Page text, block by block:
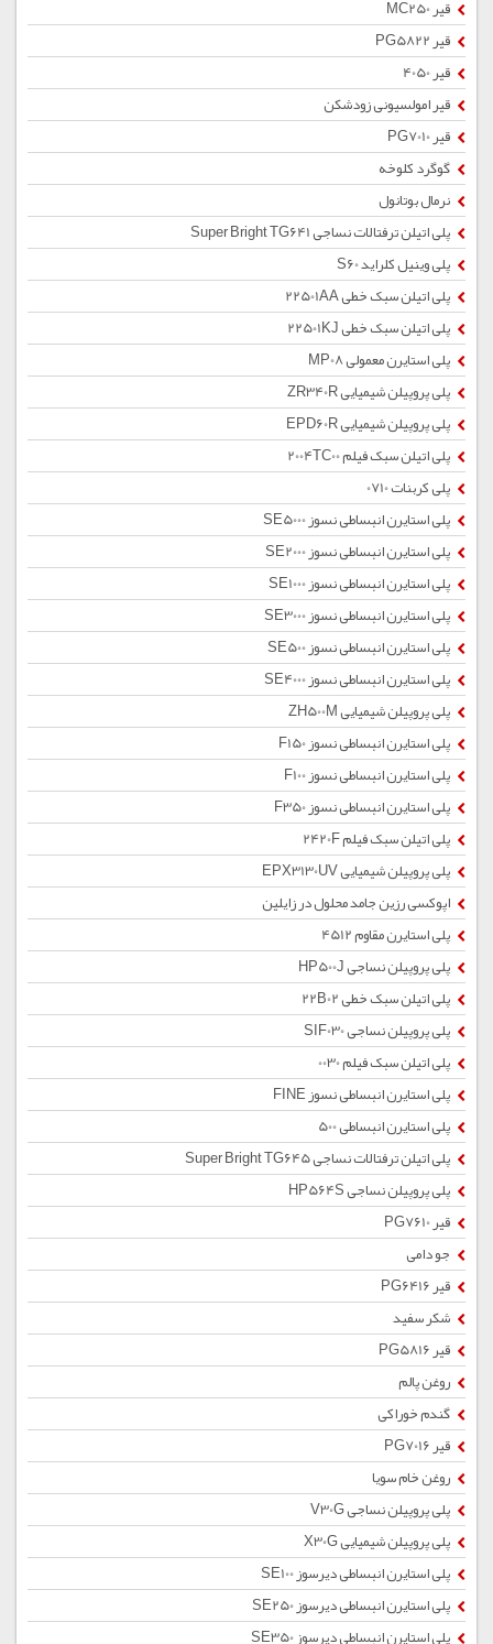
قیر MC250
قیر PG5822
قیر 4050
قیر امولسیونی زودشکن
قیر PG7010
گوگرد کلوخه
نرمال بوتانول
پلی اتیلن ترفتالات نساجی Super Bright TG641
پلی وینیل کلراید S60
پلی اتیلن سبک خطی 22501AA
پلی اتیلن سبک خطی 22501KJ
پلی استایرن معمولی MP08
پلی پروپیلن شیمیایی ZR340R
پلی پروپیلن شیمیایی EPD60R
پلی اتیلن سبک فیلم 2004TC00
پلی کربنات 0710
پلی استایرن انبساطی نسوز SE5000
پلی استایرن انبساطی نسوز SE2000
پلی استایرن انبساطی نسوز SE1000
پلی استایرن انبساطی نسوز SE3000
پلی استایرن انبساطی نسوز SE500
پلی استایرن انبساطی نسوز SE4000
پلی پروپیلن شیمیایی ZH500M
پلی استایرن انبساطی نسوز F150
پلی استایرن انبساطی نسوز F100
پلی استایرن انبساطی نسوز F350
پلی اتیلن سبک فیلم 2420F
پلی پروپیلن شیمیایی EPX3130UV
اپوکسی رزین جامد محلول در زایلین
پلی استایرن مقاوم 4512
پلی پروپیلن نساجی HP500J
پلی اتیلن سبک خطی 22B02
پلی پروپیلن نساجی SIF030
پلی اتیلن سبک فیلم 0030
پلی استایرن انبساطی نسوز FINE
پلی استایرن انبساطی 500
پلی اتیلن ترفتالات نساجی Super Bright TG645
پلی پروپیلن نساجی HP564S
قیر PG7610
جو دامی
قیر PG6416
شکر سفید
قیر PG5816
روغن پالم
گندم خوراکی
قیر PG7016
روغن خام سویا
پلی پروپیلن نساجی V30G
پلی پروپیلن شیمیایی X30G
پلی استایرن انبساطی دیرسوز SE100
پلی استایرن انبساطی دیرسوز SE250
پلی استایرن انبساطی دیرسوز SE350